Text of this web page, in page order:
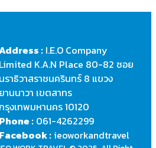
: I.E.O Company
Limited K.A.N Place 80-82 ซอย
นราธิวาสราชนครินทร์ 8 แขวง
ยานนาวา เขตสาทร
รุงเทพมหานคร 10120
Phone : 061-4262299
Facebook : ieoworkandtravel